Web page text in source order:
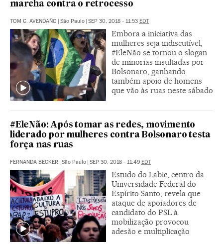
marcha contra o retrocesso
TOM C. AVENDAÑO | São Paulo | SEP 30, 2018 - 11:53 EDT
Embora a iniciativa das
mulheres seja indiscutível,
#EleNão se tornou o slogan
de minorias insultadas por
Bolsonaro, ganhando
também apoio de homens
que vão às ruas neste sábado
#EleNão: Após tomar as redes, movimento
liderado por mulheres contra Bolsonaro testa
força nas ruas
FERNANDA BECKER | São Paulo | SEP 30, 2018 - 11:49 EDT
Estudo do Labic, centro da
Universidade Federal do
Espírito Santo, revela que
ataque de apoiadores de
candidato do PSL à
mobilização provocou
adesão e multiplicação